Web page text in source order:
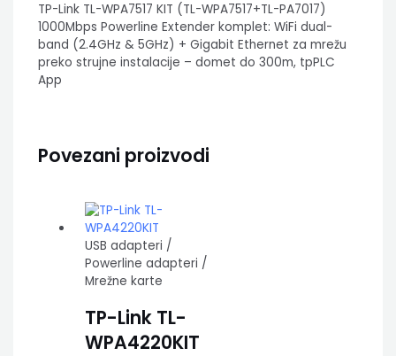
TP-Link TL-WPA7517 KIT (TL-WPA7517+TL-PA7017)
1000Mbps Powerline Extender komplet: WiFi dual-
band (2.4GHz & 5GHz) + Gigabit Ethernet za mrežu
preko strujne instalacije – domet do 300m, tpPLC
App
Povezani proizvodi
USB adapteri /
Powerline adapteri /
Mrežne karte
TP-Link TL-
WPA4220KIT